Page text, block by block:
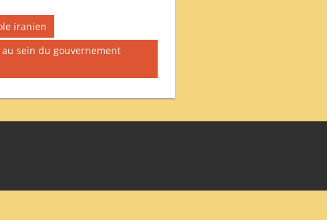
iranien
sein du gouvernement